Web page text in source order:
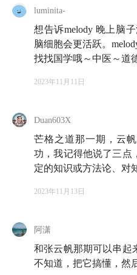
📮 我们有个信箱！
中遇到了困惑，欢迎给「
苦恼于不知道怎样才能存
可以来信倾诉。虽然精力
来信请寄：
我们的专题策划都超优
养老： 养老规划、政策解读
人养老金账户
知行读书会：《金钱心理学
更睿智、更快乐》《与巴
luminita-
想告诉melody 晚上脑
脑细胞会更活跃。
找找国学哦～中医～道
2023年11月11日
Duan603X
芒格之道那一期，云
功，我记得他说了三点
定的知识或方法论、对
2023年11月13日
阿潇
和张云帆那期可以串起
不知道，把它搞懂，然